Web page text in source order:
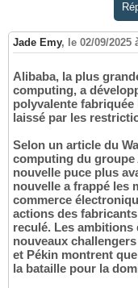
Jade Emy, le 02/09/2025
Alibaba, la plus
computing, a
polyvalente
laissé par les
Selon un article du
computing du groupe
nouvelle puce plus
nouvelle a frappé les
commerce
actions des
reculé. Les
nouveaux
et Pékin montrent
la bataille pour la